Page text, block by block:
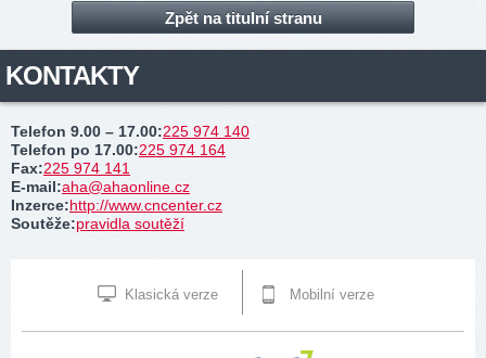
Zpět na titulní stranu
KONTAKTY
Telefon 9.00 – 17.00:225 974 140
Telefon po 17.00:225 974 164
Fax:225 974 141
E-mail:aha@ahaonline.cz
Inzerce:http://www.cncenter.cz
Soutěže:pravidla soutěží
Klasická verze Mobilní verze